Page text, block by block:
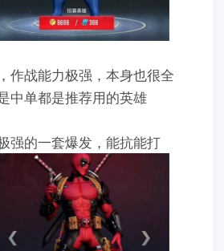
作战能力极强，本身也很全
中单都是推荐用的英雄
强的一套爆发，能抗能打